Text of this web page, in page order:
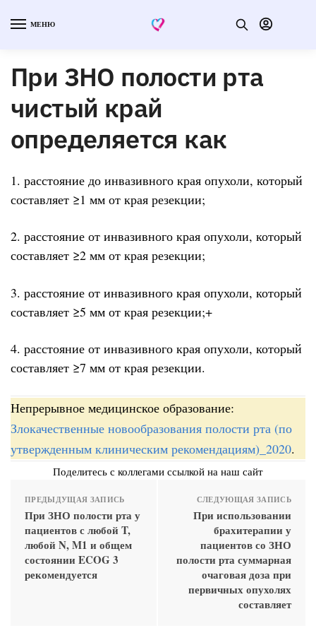
МЕНЮ
При ЗНО полости рта
чистый край
определяется как
1. расстояние до инвазивного края опухоли, который
составляет ≥1 мм от края резекции;
2. расстояние от инвазивного края опухоли, который
составляет ≥2 мм от края резекции;
3. расстояние от инвазивного края опухоли, который
составляет ≥5 мм от края резекции;+
4. расстояние от инвазивного края опухоли, который
составляет ≥7 мм от края резекции.
Непрерывное медицинское образование:
Злокачественные новообразования полости рта (по
утвержденным клиническим рекомендациям)_2020.
Поделитесь с коллегами ссылкой на наш сайт
ПРЕДЫДУЩАЯ ЗАПИСЬ
При ЗНО полости рта у
пациентов с любой T,
любой N, M1 и общем
состоянии ECOG 3
рекомендуется
СЛЕДУЮЩАЯ ЗАПИСЬ
При использовании
брахитерапии у
пациентов со ЗНО
полости рта суммарная
очаговая доза при
первичных опухолях
составляет